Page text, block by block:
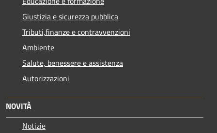
Giustizia e sicurezza pubblica
Tributi,finanze e contravvenzioni
Ambiente
Salute, benessere e assistenza
Autorizzazioni
NOVITÀ
Notizie